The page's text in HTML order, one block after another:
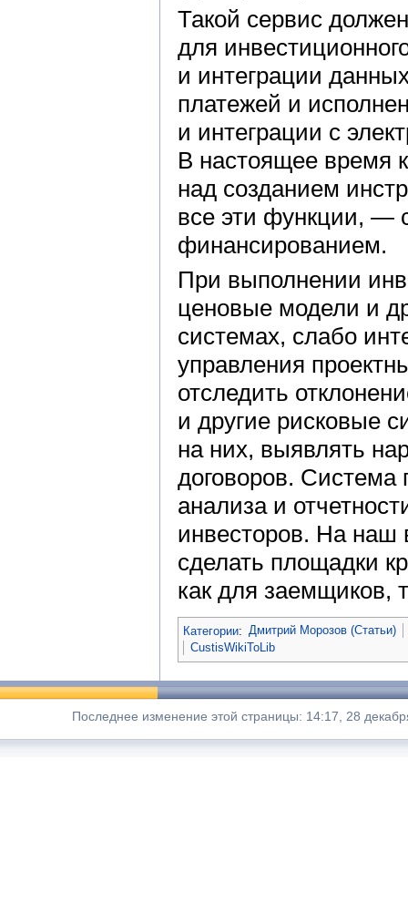
Такой сервис
для
и интеграции
платежей и
и интеграции с
В настоящее время
над созданием
все эти функции, —
финансированием.
При выполнении
ценовые модели и
системах, слабо
управления
отследить
и другие рисковые
на них, выявлять
договоров. Система
анализа и
инвесторов. На наш
сделать площадки
как для заемщиков,
Категории: Дмитрий Морозов (Статьи)
CustisWikiToLib
Последнее изменение этой страницы: 14:17, 28